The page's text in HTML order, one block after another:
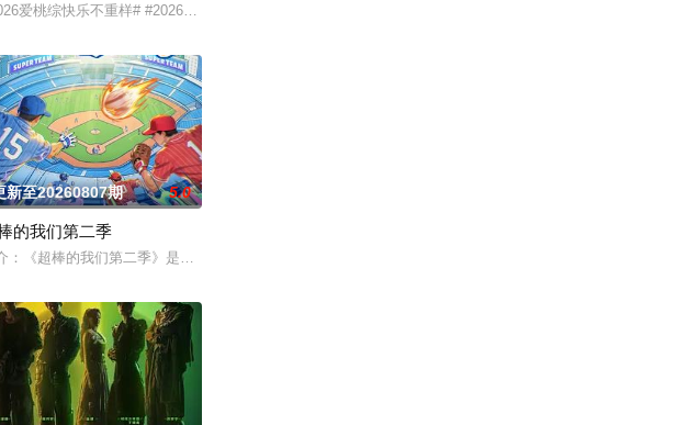
入全封闭的未知密室
解室是国内第一档具有法律效力的排解矛盾、化解纠纷的电视节目。节目将司法局的人民调解室，
爱桃综快乐不重样# #2026爱奇艺新生片单# #喜欢你我也是# 第六季暖心回归！恋综IP携“恋爱旅行季”而
真的故事，让
目，栏目宗旨为建构时代常识，享受智慧人生。
聚焦真诚直白的新式恋爱，告别无效拉扯，走进心动小屋，见证单身青年之间萌生的浪漫情愫。
新至20260807期 5.0
的我们第二季
：《超棒的我们第二季》是一档运动竞技成长类真人秀，集结多位棒球少年，以多维度考核争夺席位，层